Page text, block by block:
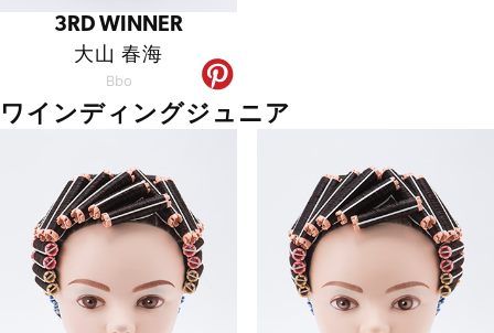
3RD WINNER
大山 春海
Bbo
ワインディングジュニア